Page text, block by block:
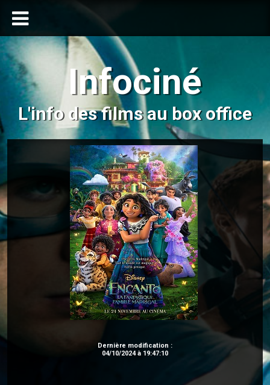
Infociné
L'info des films au box office
Dernière modification :
04/10/2024 à 19:47:10